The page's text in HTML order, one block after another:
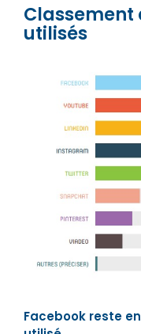
Classement
utilisés
Facebook reste